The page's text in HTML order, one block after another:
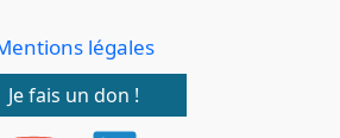
légales
Je fais un don !